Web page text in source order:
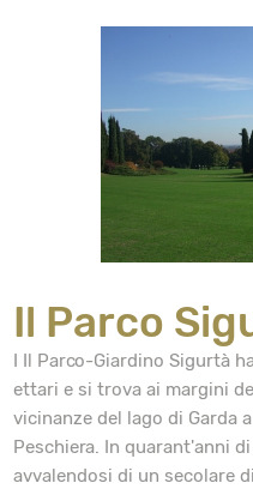
Il Parco
I Il Parco-Giardino Sigurtà
ettari e si trova ai margini
vicinanze del lago di Garda
Peschiera. In quarant'anni
avvalendosi di un secolare